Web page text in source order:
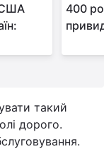
США
400
такий
дорого.